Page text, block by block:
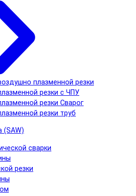
плазменной резки
резки с ЧПУ
резки Сварог
резки труб
(SAW)
сварки
резки